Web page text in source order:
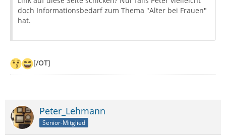
doch Informationsbedarf zum Thema "Alter bei Frauen"
hat.
[/OT]
Peter_Lehmann
Senior-Mitglied